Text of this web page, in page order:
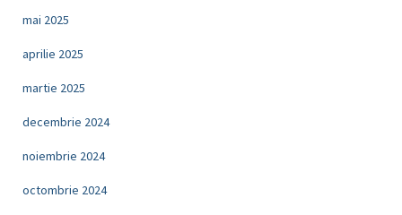
mai 2025
aprilie 2025
martie 2025
decembrie 2024
noiembrie 2024
octombrie 2024